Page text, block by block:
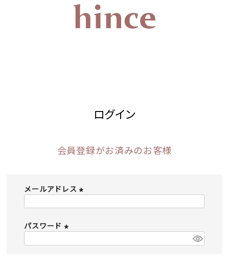
ログイン
会員登録がお済みのお客様
メールアドレス
パスワード